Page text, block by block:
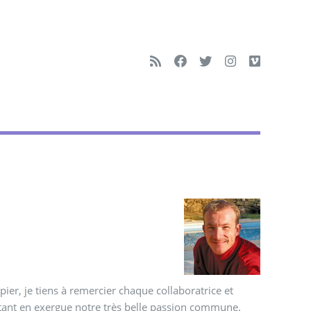
je tiens à remercier chaque collaboratrice et
en exergue notre très belle passion commune.